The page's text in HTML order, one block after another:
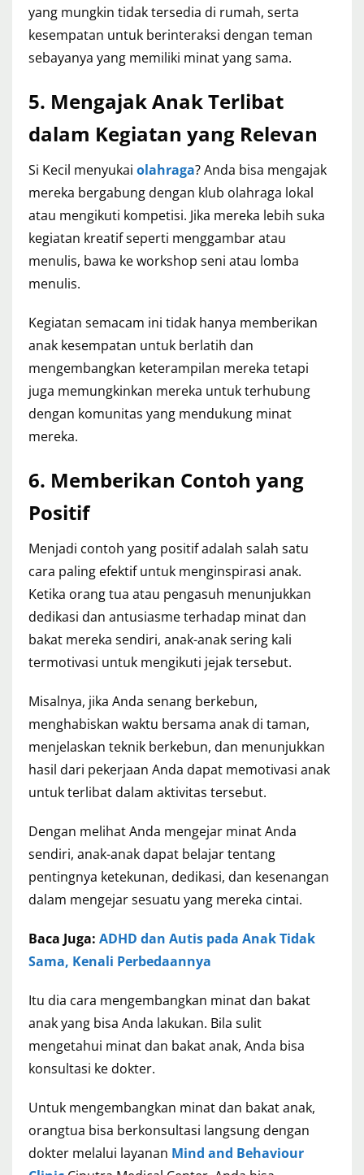
yang mungkin tidak tersedia di rumah, serta
kesempatan untuk berinteraksi dengan teman
sebayanya yang memiliki minat yang sama.
5. Mengajak Anak Terlibat
dalam Kegiatan yang Relevan
Si Kecil menyukai olahraga? Anda bisa mengajak
mereka bergabung dengan klub olahraga lokal
atau mengikuti kompetisi. Jika mereka lebih suka
kegiatan kreatif seperti menggambar atau
menulis, bawa ke workshop seni atau lomba
menulis.
Kegiatan semacam ini tidak hanya memberikan
anak kesempatan untuk berlatih dan
mengembangkan keterampilan mereka tetapi
juga memungkinkan mereka untuk terhubung
dengan komunitas yang mendukung minat
mereka.
6. Memberikan Contoh yang
Positif
Menjadi contoh yang positif adalah salah satu
cara paling efektif untuk menginspirasi anak.
Ketika orang tua atau pengasuh menunjukkan
dedikasi dan antusiasme terhadap minat dan
bakat mereka sendiri, anak-anak sering kali
termotivasi untuk mengikuti jejak tersebut.
Misalnya, jika Anda senang berkebun,
menghabiskan waktu bersama anak di taman,
menjelaskan teknik berkebun, dan menunjukkan
hasil dari pekerjaan Anda dapat memotivasi anak
untuk terlibat dalam aktivitas tersebut.
Dengan melihat Anda mengejar minat Anda
sendiri, anak-anak dapat belajar tentang
pentingnya ketekunan, dedikasi, dan kesenangan
dalam mengejar sesuatu yang mereka cintai.
Baca Juga: ADHD dan Autis pada Anak Tidak
Sama, Kenali Perbedaannya
Itu dia cara mengembangkan minat dan bakat
anak yang bisa Anda lakukan. Bila sulit
mengetahui minat dan bakat anak, Anda bisa
konsultasi ke dokter.
Untuk mengembangkan minat dan bakat anak,
orangtua bisa berkonsultasi langsung dengan
dokter melalui layanan Mind and Behaviour